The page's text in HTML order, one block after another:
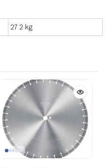
27.2 kg